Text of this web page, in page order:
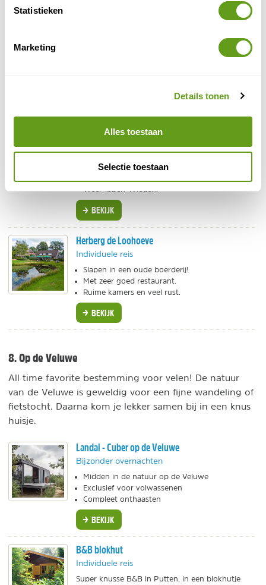
Statistieken
Marketing
Details tonen
Alles toestaan
Selectie toestaan
7. In Drenthe
of gewoon een heel fijn verblijf in de bossen?
Huisje met sauna
Heerlijke sauna!
BEKIJK
Herberg de Loohoeve
Individuele reis
Slapen in een oude boerderij!
Met zeer goed restaurant.
Ruime kamers en veel rust.
BEKIJK
8. Op de Veluwe
All time favorite bestemming voor velen! De natuur
van de Veluwe is geweldig voor een fijne wandeling of
fietstocht. Daarna kom je lekker samen bij in een knus
huisje.
Landal - Cuber op de Veluwe
Bijzonder overnachten
Midden in de natuur op de Veluwe
Exclusief voor volwassenen
Compleet onthaasten
BEKIJK
B&B blokhut
Individuele reis
Super knusse B&B in Putten, in een blokhutje